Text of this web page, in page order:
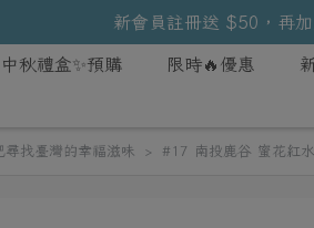
新會員註冊送 $50，再
中秋禮盒✨預購 限時🔥優惠
找臺灣的幸福滋味 #17 南投鹿谷 蜜花紅